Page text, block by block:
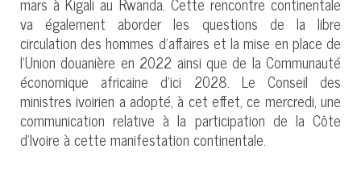
va également aborder les questions de la libre
circulation des hommes d’affaires et la mise en place de
l’Union douanière en 2022 ainsi que de la Communauté
économique africaine d’ici 2028. Le Conseil des
ministres ivoirien a adopté, à cet effet, ce mercredi, une
communication relative à la participation de la Côte
d’Ivoire à cette manifestation continentale.